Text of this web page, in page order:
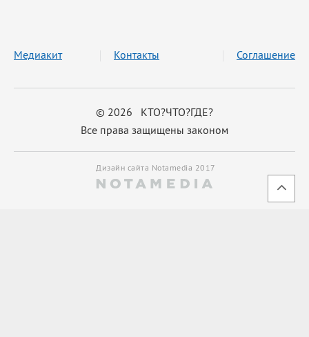
© 2026 КТО?ЧТО?ГДЕ?
Все права защищены законом
Медиакит Контакты Соглашение
Дизайн сайта Notamedia 2017